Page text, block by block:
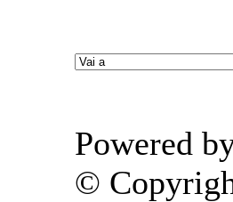
Powered
©